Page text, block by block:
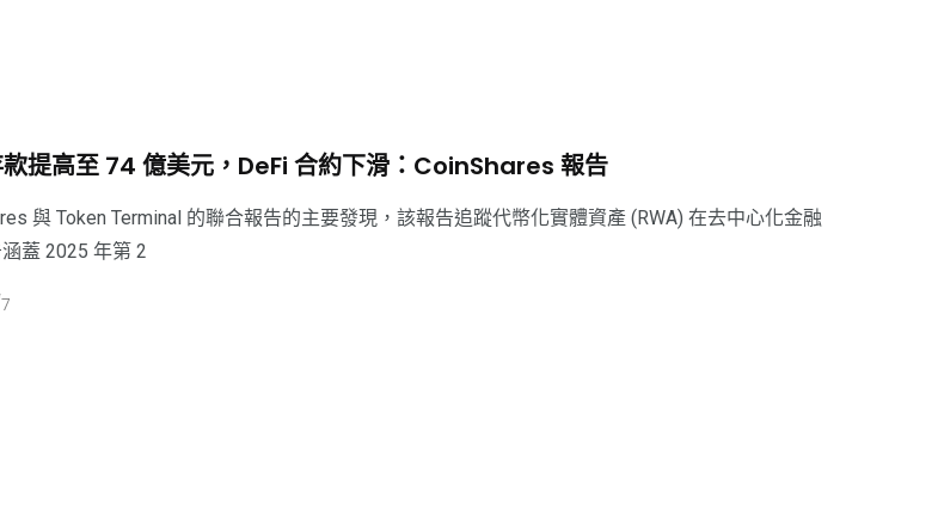
提高至 74 億美元，DeFi 合約下滑：CoinShares 報告
與 Token Terminal 的聯合報告的主要發現，該報告追蹤代幣化實體資產 (RWA) 在去中心化金融
蓋 2025 年第 2